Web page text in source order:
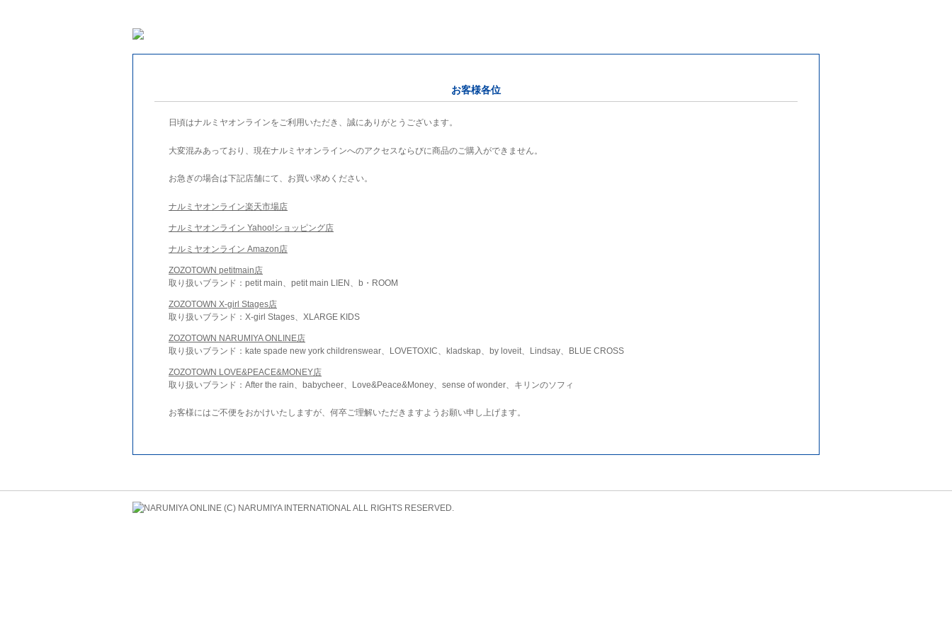
お客様各位
日頃はナルミヤオンラインをご利用いただき、誠にありがとうございます。
大変混みあっており、現在ナルミヤオンラインへのアクセスならびに商品のご購入ができません。
お急ぎの場合は下記店舗にて、お買い求めください。
ナルミヤオンライン楽天市場店
ナルミヤオンライン Yahoo!ショッピング店
ナルミヤオンライン Amazon店
ZOZOTOWN petitmain店
取り扱いブランド：petit main、petit main LIEN、b・ROOM
ZOZOTOWN X-girl Stages店
取り扱いブランド：X-girl Stages、XLARGE KIDS
ZOZOTOWN NARUMIYA ONLINE店
取り扱いブランド：kate spade new york childrenswear、LOVETOXIC、kladskap、by loveit、Lindsay、BLUE CROSS
ZOZOTOWN LOVE&PEACE&MONEY店
取り扱いブランド：After the rain、babycheer、Love&Peace&Money、sense of wonder、キリンのソフィ
お客様にはご不便をおかけいたしますが、何卒ご理解いただきますようお願い申し上げます。